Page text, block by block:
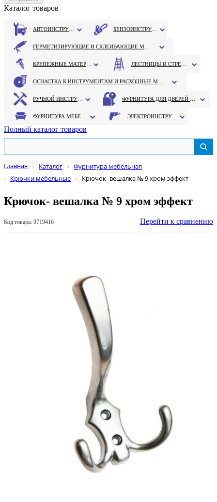
Каталог товаров
Полный каталог товаров
Главная Каталог
Фурнитура мебельная
Крючки мебельные
Крючок- вешалка № 9 хром эффект
Крючок- вешалка № 9 хром эффект
Код товара: 9719416 Перейти к сравнению